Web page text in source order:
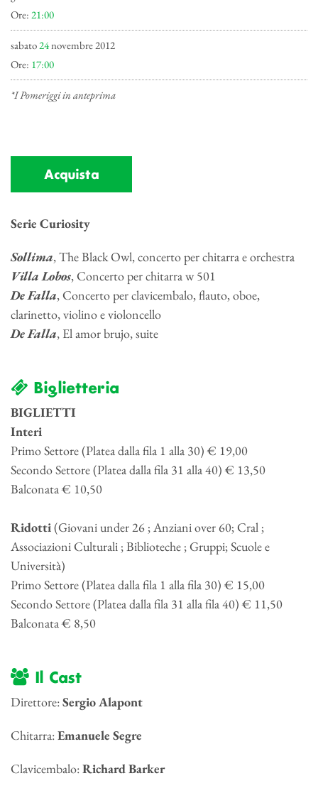
Ore: 21:00
sabato24novembre 2012
Ore: 17:00
*I Pomeriggi in anteprima
Acquista
Serie Curiosity
Sollima, The Black Owl, concerto per chitarra e orchestra
Villa Lobos, Concerto per chitarra w 501
De Falla, Concerto per clavicembalo, flauto, oboe,
clarinetto, violino e violoncello
De Falla, El amor brujo, suite
Biglietteria
BIGLIETTI
Interi
Primo Settore (Platea dalla fila 1 alla 30) € 19,00
Secondo Settore (Platea dalla fila 31 alla 40) € 13,50
Balconata € 10,50
Ridotti(Giovani under 26 ; Anziani over 60; Cral ;
Associazioni Culturali ; Biblioteche ; Gruppi; Scuole e
Università)
Primo Settore (Platea dalla fila 1 alla fila 30) € 15,00
Secondo Settore (Platea dalla fila 31 alla fila 40) € 11,50
Balconata € 8,50
Il Cast
Direttore:Sergio Alapont
Chitarra:Emanuele Segre
Clavicembalo:Richard Barker